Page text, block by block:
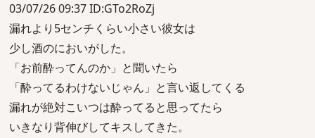
03/07/26 09:37 ID:GTo2RoZj
漏れより5センチくらい小さい彼女は
少し酒のにおいがした。
「お前酔ってんのか」と聞いたら
「酔ってるわけないじゃん」と言い返してくる
漏れが絶対こいつは酔ってると思ってたら
いきなり背伸びしてキスしてきた。